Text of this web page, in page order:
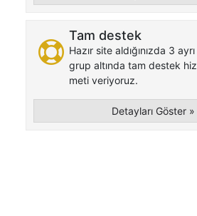
Tam destek
Hazır site aldığınızda 3 ayrı
grup altında tam destek hiz
meti veriyoruz.
Detayları Göster »